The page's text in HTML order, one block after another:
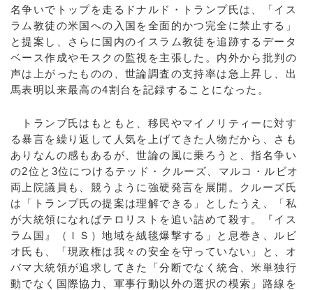
名争いでトップを走るドナルド・トランプ氏は、「イス
ラム教徒の米国への入国を全面的かつ完全に禁止する」
と提案し、さらに国内のイスラム教徒を追跡するデータ
ベース作成やモスクの監視を主張した。内外から批判の
声は上がったものの、世論調査の支持率は急上昇し、出
馬表明以来最高の4割台を記録することになった。
トランプ氏はもともと、移民やマイノリティーに対す
る暴言を繰り返して人気を上げてきた人物だから、さも
ありなんの感もあるが、世論の風に乗ろうと、指名争い
の2位と3位につけるテッド・クルーズ、マルコ・ルビオ
両上院議員も、競うように強硬発言を展開。クルーズ氏
は「トランプ氏の提案は理解できる」としたうえ、「私
が大統領になればテロリストを追い詰めて殺す。『イス
ラム国』（ＩＳ）地域を絨毯爆撃する」と息巻き、ルビ
オ氏も、「現政権は我々の安全を守っていない」と、オ
バマ大統領が追求してきた「分断でなく統合、米単独行
動でなく国際協力、軍事行動以外の選択の模索」路線を